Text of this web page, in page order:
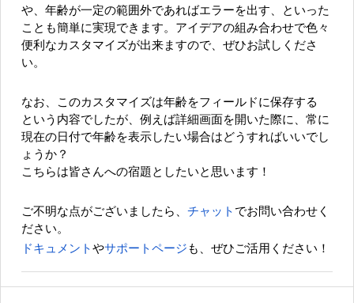
や、年齢が一定の範囲外であればエラーを出す、といった
ことも簡単に実現できます。アイデアの組み合わせで色々
便利なカスタマイズが出来ますので、ぜひお試しくださ
い。
なお、このカスタマイズは年齢をフィールドに保存する
という内容でしたが、例えば詳細画面を開いた際に、常に
現在の日付で年齢を表示したい場合はどうすればいいでし
ょうか？
こちらは皆さんへの宿題としたいと思います！
ご不明な点がございましたら、 チャット でお問い合わせく
ださい。
ドキュメントやサポートページも、ぜひご活用ください！